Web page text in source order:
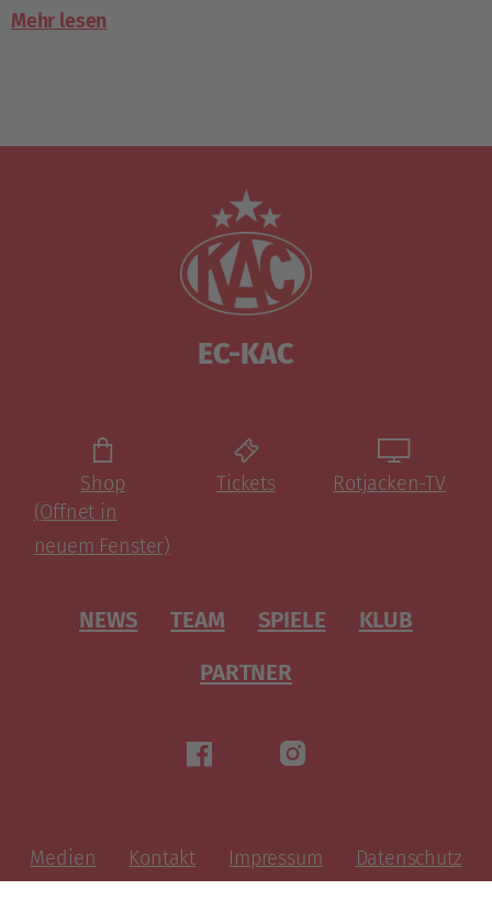
Mehr lesen
EC-KAC
Shop
(Öffnet in
neuem Fenster)
Tickets Rotjacken-TV
NEWS TEAM SPIELE
KLUB
PARTNER
Medien Kontakt Impressum Datenschutz